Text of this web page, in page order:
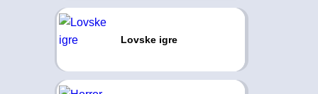
Lovske igre